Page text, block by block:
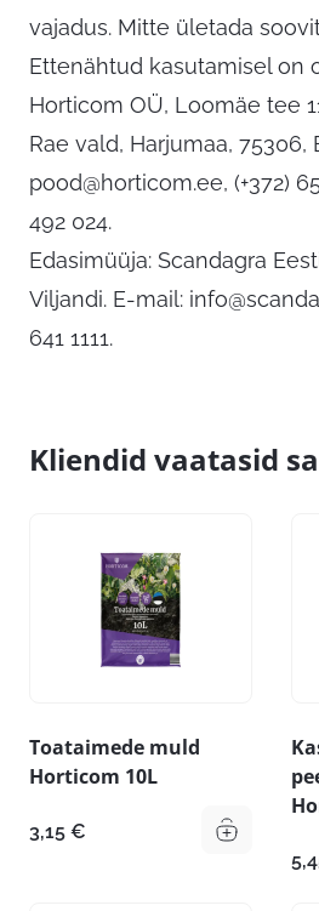
vajadus. Mitte ületada
Ettenähtud kasutamisel on
Horticom OÜ, Loomäe tee
Rae vald, Harjumaa, 75306,
pood@horticom.ee, (+372)
492 024.
Edasimüüja: Scandagra
Viljandi. E-mail:
641 1111.
Kliendid vaatasid
Toataimede muld
Horticom 10L
3,15 €